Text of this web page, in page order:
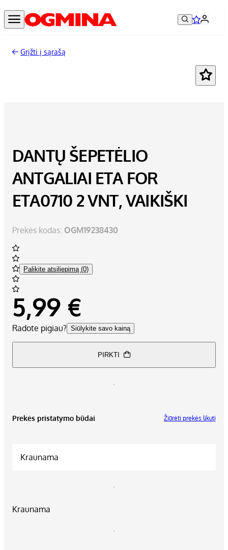
Grįžti į sąrašą
DANTŲ ŠEPETĖLIO
ANTGALIAI ETA FOR
ETA0710 2 VNT, VAIKIŠKI
Prekės kodas: OGM19238430
Palikite atsiliepimą (0)
5,99 €
Radote pigiau? Siūlykite savo kainą
PIRKTI
Prekės pristatymo būdai Žiūrėti prekės likutį
Kraunama
Kraunama